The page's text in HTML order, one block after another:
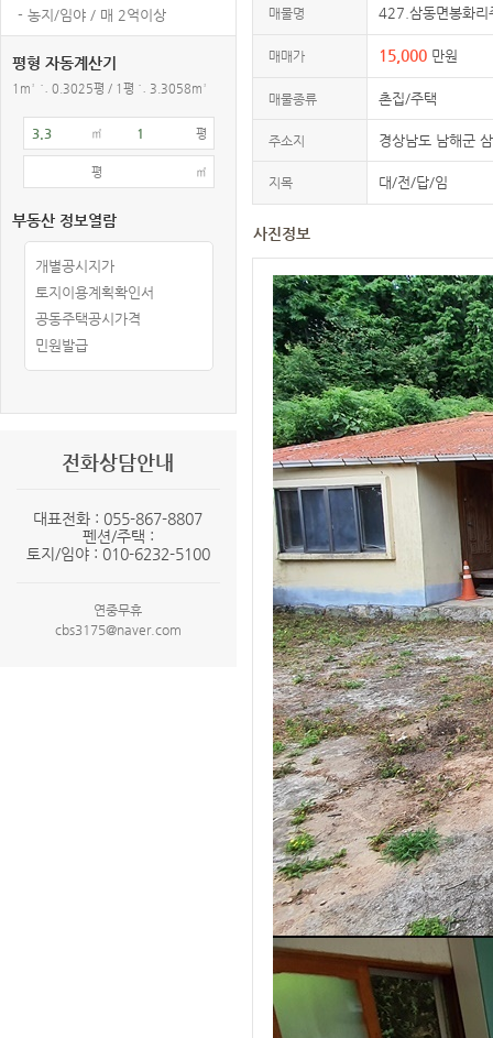
- 농지/임야 / 매 2억이상
평형 자동계산기
1m² ≒ 0.3025평 / 1평 ≒ 3.3058m²
㎡ 평
평 ㎡
부동산 정보열람
개별공시지가
토지이용계획확인서
공동주택공시가격
민원발급
전화상담안내
대표전화 : 055-867-8807
펜션/주택 :
토지/임야 : 010-6232-5100
연중무휴
cbs3175@naver.com
매물명 427.삼동면봉화리
매매가 15,000 만원
매물종류 촌집/주택
주소지 경상남도 남해군
지목 대/전/답/임
사진정보